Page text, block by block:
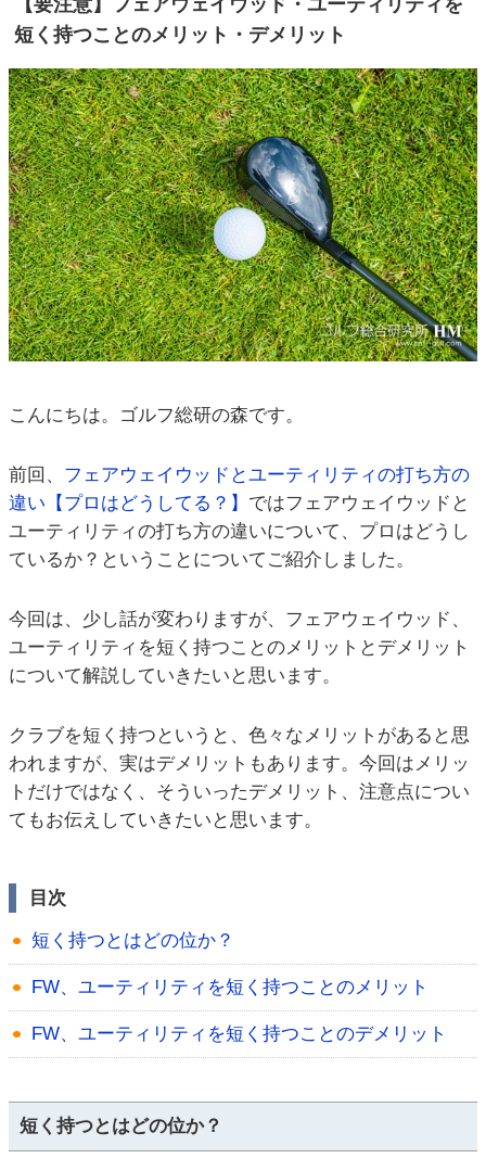
【要注意】フェアウェイウッド・ユーティリティを
短く持つことのメリット・デメリット
こんにちは。ゴルフ総研の森です。
前回、 フェアウェイウッドとユーティリティの打ち方の
違い【プロはどうしてる？】 ではフェアウェイウッドと
ユーティリティの打ち方の違いについて、プロはどうし
ているか？ということについてご紹介しました。
今回は、少し話が変わりますが、フェアウェイウッド、
ユーティリティを短く持つことのメリットとデメリット
について解説していきたいと思います。
クラブを短く持つというと、色々なメリットがあると思
われますが、実はデメリットもあります。今回はメリッ
トだけではなく、そういったデメリット、注意点につい
てもお伝えしていきたいと思います。
目次
短く持つとはどの位か？
FW、ユーティリティを短く持つことのメリット
FW、ユーティリティを短く持つことのデメリット
短く持つとはどの位か？